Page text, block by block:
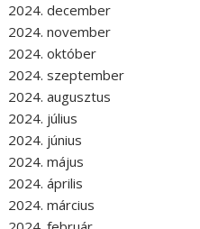
2024. december
2024. november
2024. október
2024. szeptember
2024. augusztus
2024. július
2024. június
2024. május
2024. április
2024. március